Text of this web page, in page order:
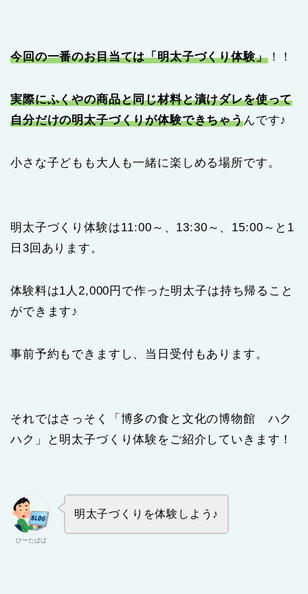
今回の一番のお目当ては「明太子づくり体験」！！
実際にふくやの商品と同じ材料と漬けダレを使って
自分だけの明太子づくりが体験できちゃうんです♪
小さな子どもも大人も一緒に楽しめる場所です。
明太子づくり体験は11:00～、13:30～、15:00～と1
日3回あります。
体験料は1人2,000円で作った明太子は持ち帰ること
ができます♪
事前予約もできますし、当日受付もあります。
それではさっそく「博多の食と文化の博物館 ハク
ハク」と明太子づくり体験をご紹介していきます！
ひーたぱぱ
明太子づくりを体験しよう♪